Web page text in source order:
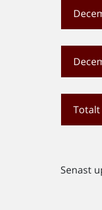
Totalt
Senast